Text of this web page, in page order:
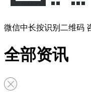
微信中长按识别二维码
全部资讯